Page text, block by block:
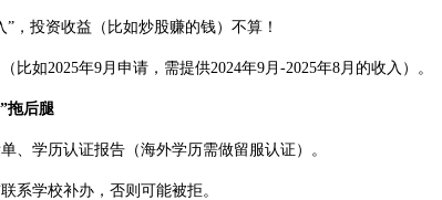
投资收益（比如炒股赚的钱）不算！
如2025年9月申请，需提供2024年9月-2025年8月的收入）。
拖后腿
学历认证报告（海外学历需做留服认证）。
学校补办，否则可能被拒。